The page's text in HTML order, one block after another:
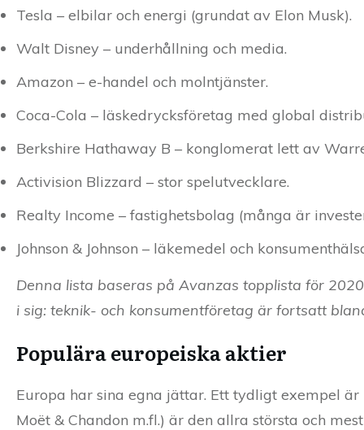
Tesla – elbilar och energi (grundat av Elon Musk).
Walt Disney – underhållning och media.
Amazon – e-handel och molntjänster.
Coca-Cola – läskedrycksföretag med global
Berkshire Hathaway B – konglomerat lett av
Activision Blizzard – stor spelutvecklare.
Realty Income – fastighetsbolag (många är
Johnson & Johnson – läkemedel och
Denna lista baseras på Avanzas topplista för
i sig: teknik- och konsumentföretag är fortsatt
Populära europeiska aktier
Europa har sina egna jättar. Ett tydligt exempel
Moët & Chandon m.fl.) är den allra största och